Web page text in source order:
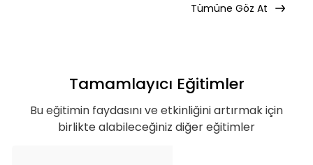
Tümüne Göz At
Tamamlayıcı Eğitimler
Bu eğitimin faydasını ve etkinliğini artırmak için
birlikte alabileceğiniz diğer eğitimler